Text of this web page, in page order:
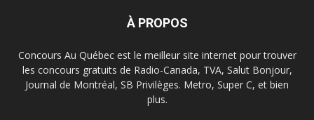
À PROPOS
Concours Au Québec est le meilleur site internet pour trouver
les concours gratuits de Radio-Canada, TVA, Salut Bonjour,
Journal de Montréal, SB Privilèges. Metro, Super C, et bien
plus.